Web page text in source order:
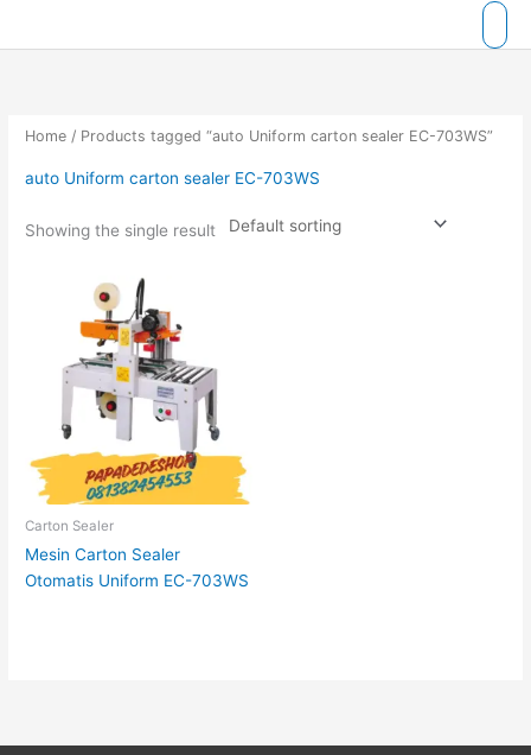
Home / Products tagged “auto Uniform carton sealer EC-703WS”
auto Uniform carton sealer EC-703WS
Showing the single result
Carton Sealer
Mesin Carton Sealer
Otomatis Uniform EC-703WS